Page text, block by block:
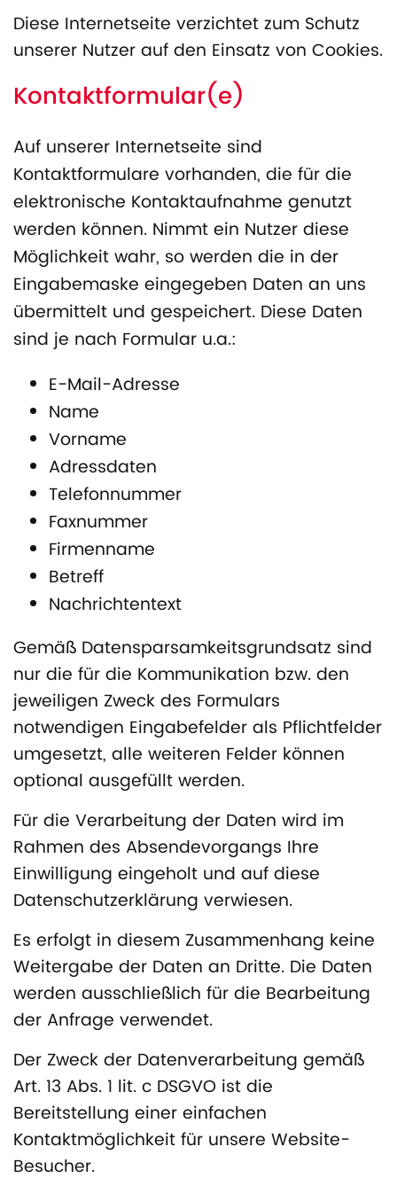
Diese Internetseite verzichtet zum Schutz
unserer Nutzer auf den Einsatz von Cookies.
Kontaktformular(e)
Auf unserer Internetseite sind
Kontaktformulare vorhanden, die für die
elektronische Kontaktaufnahme genutzt
werden können. Nimmt ein Nutzer diese
Möglichkeit wahr, so werden die in der
Eingabemaske eingegeben Daten an uns
übermittelt und gespeichert. Diese Daten
sind je nach Formular u.a.:
E-Mail-Adresse
Name
Vorname
Adressdaten
Telefonnummer
Faxnummer
Firmenname
Betreff
Nachrichtentext
Gemäß Datensparsamkeitsgrundsatz sind
nur die für die Kommunikation bzw. den
jeweiligen Zweck des Formulars
notwendigen Eingabefelder als Pflichtfelder
umgesetzt, alle weiteren Felder können
optional ausgefüllt werden.
Für die Verarbeitung der Daten wird im
Rahmen des Absendevorgangs Ihre
Einwilligung eingeholt und auf diese
Datenschutzerklärung verwiesen.
Es erfolgt in diesem Zusammenhang keine
Weitergabe der Daten an Dritte. Die Daten
werden ausschließlich für die Bearbeitung
der Anfrage verwendet.
Der Zweck der Datenverarbeitung gemäß
Art. 13 Abs. 1 lit. c DSGVO ist die
Bereitstellung einer einfachen
Kontaktmöglichkeit für unsere Website-
Besucher.